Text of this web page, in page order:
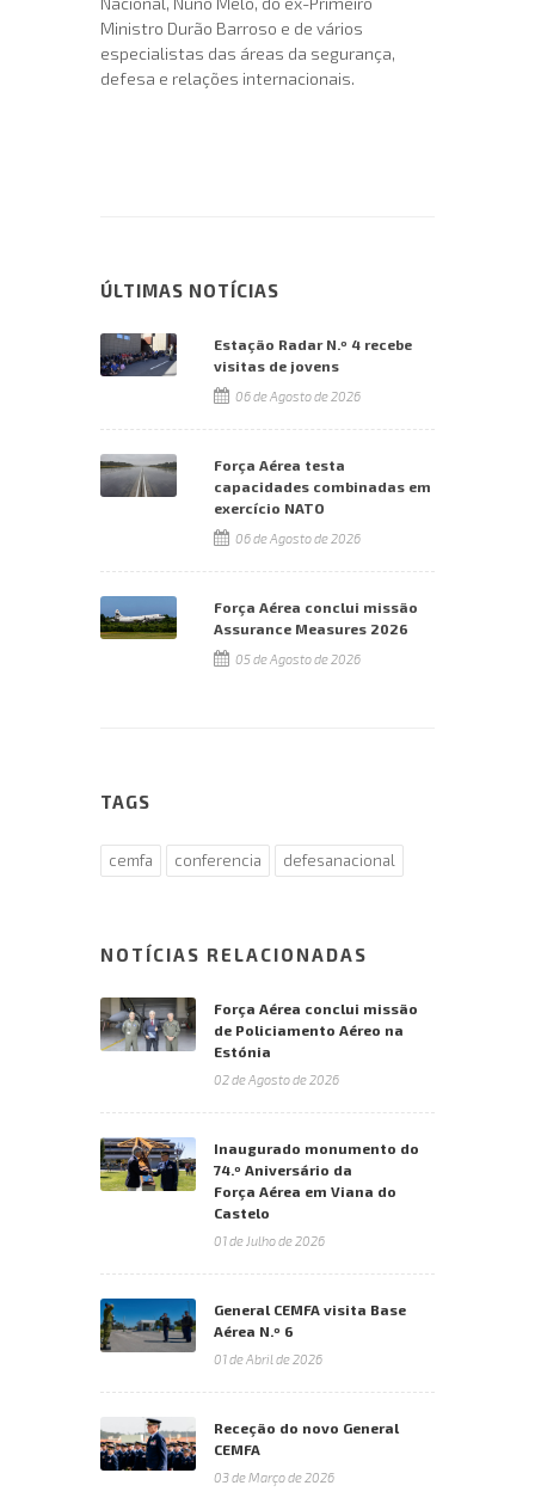
Ministro Durão Barroso e de vários
especialistas das áreas da segurança,
defesa e relações internacionais.
ÚLTIMAS NOTÍCIAS
Estação Radar N.º 4 recebe
visitas de jovens
06 de Agosto de 2026
Força Aérea testa
capacidades combinadas em
exercício NATO
06 de Agosto de 2026
Força Aérea conclui missão
Assurance Measures 2026
05 de Agosto de 2026
TAGS
cemfa conferencia defesanacional
NOTÍCIAS RELACIONADAS
Força Aérea conclui missão
de Policiamento Aéreo na
Estónia
02 de Agosto de 2026
Inaugurado monumento do
74.º Aniversário da
Força Aérea em Viana do
Castelo
01 de Julho de 2026
General CEMFA visita Base
Aérea N.º 6
01 de Abril de 2026
Receção do novo General
CEMFA
03 de Março de 2026